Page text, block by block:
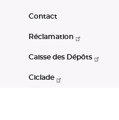
Contact
Réclamation
Caisse des Dépôts
Ciclade